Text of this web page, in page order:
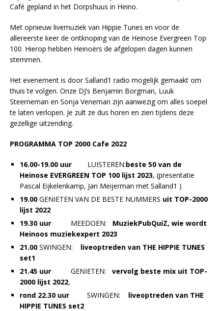
Café gepland in het Dorpshuus in Heino.
Met opnieuw livemuziek van Hippie Tunes en voor de
allereerste keer de ontknoping van de Heinose Evergreen Top
100. Hierop hebben Heinoërs de afgelopen dagen kunnen
stemmen.
Het evenement is door Salland1 radio mogelijk gemaakt om
thuis te volgen. Onze DJ’s Benjamin Borgman, Luuk
Steerneman en Sonja Veneman zijn aanwezig om alles soepel
te laten verlopen. Je zult ze dus horen en zien tijdens deze
gezellige uitzending.
PROGRAMMA TOP 2000 Cafe 2022
16.00-19.00 uur LUISTEREN:beste 50 van de
Heinose EVERGREEN TOP 100 lijst 2023, (presentatie
Pascal Eijkelenkamp, Jan Meijerman met Salland1 )
19.00 GENIETEN VAN DE BESTE NUMMERS uit TOP-2000
lijst 2022
19.30 uur MEEDOEN: MuziekPubQuiZ, wie wordt
Heinoos muziekexpert 2023
21.00 SWINGEN:
liveoptreden van THE HIPPIE TUNES
set1
21.45 uur
GENIETEN: vervolg beste mix uit TOP-
2000 lijst 2022,
rond 22.30 uur
SWINGEN:
liveoptreden van THE
HIPPIE TUNES set2